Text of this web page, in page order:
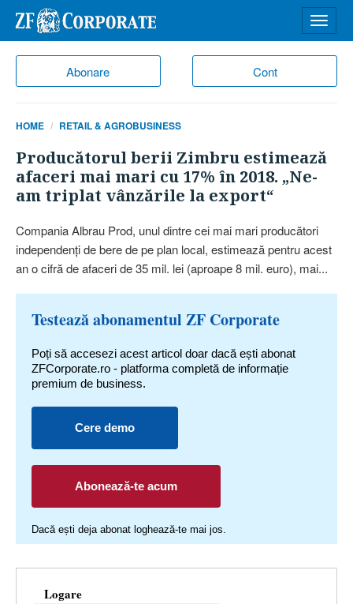
Abonare Cont
meniu
HOME RETAIL & AGROBUSINESS
Producătorul berii Zimbru estimează
afaceri mai mari cu 17% în 2018. „Ne-
am triplat vânzările la export“
Compania Albrau Prod, unul dintre cei mai mari pro­ducători
independenţi de bere de pe plan local, estimează pentru acest
an o cifră de afaceri de 35 mil. lei (aproape 8 mil. euro), mai...
Testează abonamentul ZF Corporate
Poți să accesezi acest articol doar dacă ești abonat
ZFCorporate.ro - platforma completă de informație
premium de business.
Cere demo
Abonează-te acum
Dacă ești deja abonat loghează-te mai jos.
Logare